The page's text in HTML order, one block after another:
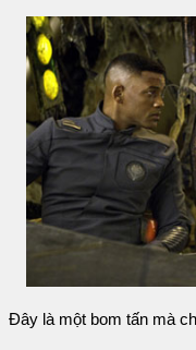
Đây là một bom tấn mà